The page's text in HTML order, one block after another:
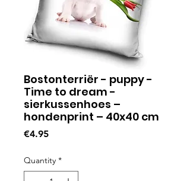
Bostonterriër - puppy -
Time to dream -
sierkussenhoes –
hondenprint – 40x40 cm
€4.95Price
Quantity *